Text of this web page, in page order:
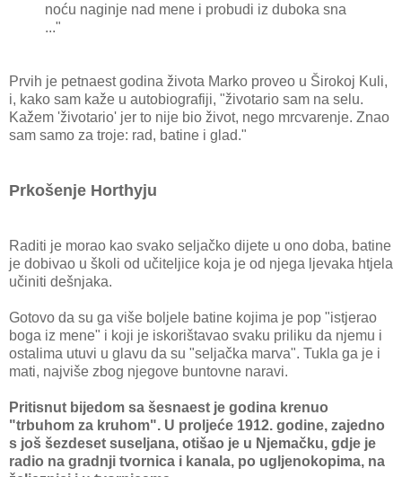
noću naginje nad mene i probudi iz duboka sna
..."
Prvih je petnaest godina života Marko proveo u Širokoj Kuli,
i, kako sam kaže u autobiografiji, "životario sam na selu.
Kažem 'životario' jer to nije bio život, nego mrcvarenje. Znao
sam samo za troje: rad, batine i glad."
Prkošenje Horthyju
Raditi je morao kao svako seljačko dijete u ono doba, batine
je dobivao u školi od učiteljice koja je od njega ljevaka htjela
učiniti dešnjaka.
Gotovo da su ga više boljele batine kojima je pop "istjerao
boga iz mene" i koji je iskorištavao svaku priliku da njemu i
ostalima utuvi u glavu da su "seljačka marva". Tukla ga je i
mati, najviše zbog njegove buntovne naravi.
Pritisnut bijedom sa šesnaest je godina krenuo
"trbuhom za kruhom". U proljeće 1912. godine, zajedno
s još šezdeset suseljana, otišao je u Njemačku, gdje je
radio na gradnji tvornica i kanala, po ugljenokopima, na